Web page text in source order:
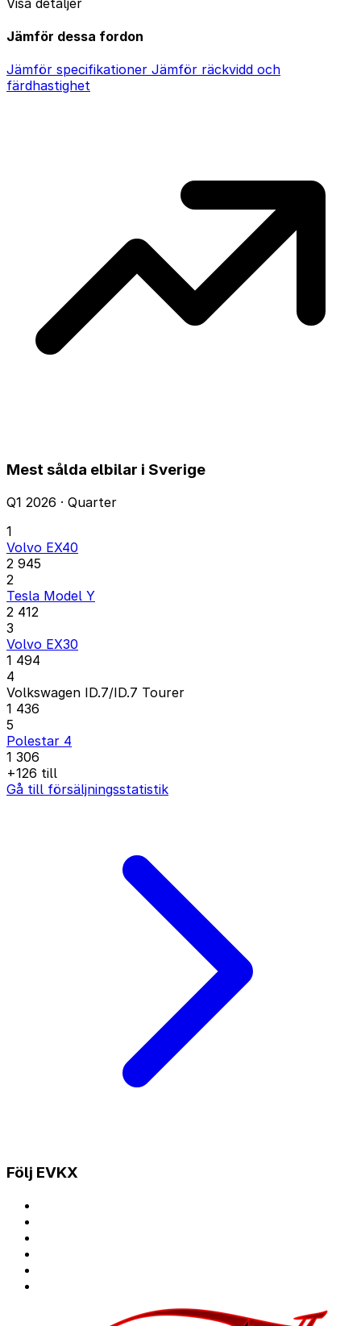
Jämför dessa fordon
Jämför specifikationer Jämför räckvidd och
färdhastighet
Mest sålda elbilar i Sverige
Q1 2026 · Quarter
1
Volvo EX40
2 945
2
Tesla Model Y
2 412
3
Volvo EX30
1 494
4
Volkswagen ID.7/ID.7 Tourer
1 436
5
Polestar 4
1 306
+126 till
Gå till försäljningsstatistik
Följ EVKX